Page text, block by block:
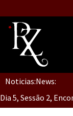
Inicio
Quiénes Somos
Noticias:News:
Dia 5, Sessão 2,